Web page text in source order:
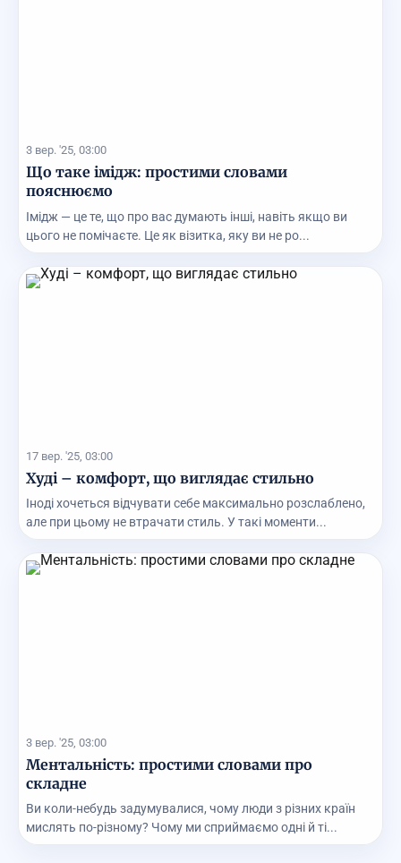
3 вер. '25, 03:00
Що таке імідж: простими словами
пояснюємо
Імідж — це те, що про вас думають інші, навіть якщо ви
цього не помічаєте. Це як візитка, яку ви не ро...
17 вер. '25, 03:00
Худі – комфорт, що виглядає стильно
Іноді хочеться відчувати себе максимально розслаблено,
але при цьому не втрачати стиль. У такі моменти...
3 вер. '25, 03:00
Ментальність: простими словами про
складне
Ви коли-небудь задумувалися, чому люди з різних країн
мислять по-різному? Чому ми сприймаємо одні й ті...